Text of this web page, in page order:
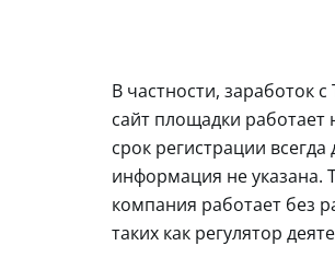
В частности, заработок
сайт площадки работает
срок регистрации
информация не указана.
компания работает без
таких как регулятор